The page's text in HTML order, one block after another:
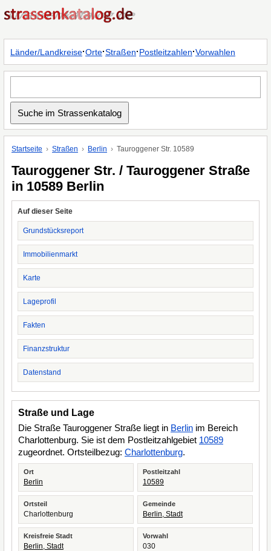
Länder/Landkreise·Orte·Straßen·Postleitzahlen·Vorwahlen
Startseite Straßen Berlin Tauroggener Str. 10589
Tauroggener Str. / Tauroggener Straße
in 10589 Berlin
Auf dieser Seite
Grundstücksreport
Immobilienmarkt
Karte
Lageprofil
Fakten
Finanzstruktur
Datenstand
Straße und Lage
Die Straße Tauroggener Straße liegt in Berlin im Bereich
Charlottenburg. Sie ist dem Postleitzahlgebiet 10589
zugeordnet. Ortsteilbezug: Charlottenburg.
Ort
Berlin
Postleitzahl
10589
Ortsteil
Charlottenburg
Gemeinde
Berlin, Stadt
Kreisfreie Stadt
Berlin, Stadt
Vorwahl
030